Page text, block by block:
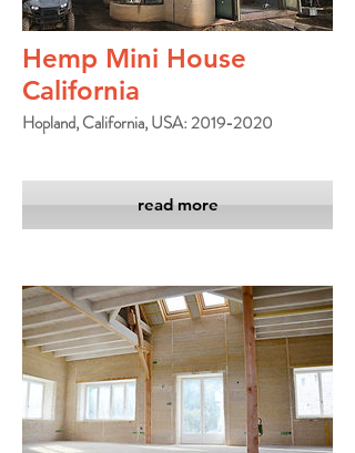
Hemp Mini House
California
Hopland, California, USA: 2019-2020
read more